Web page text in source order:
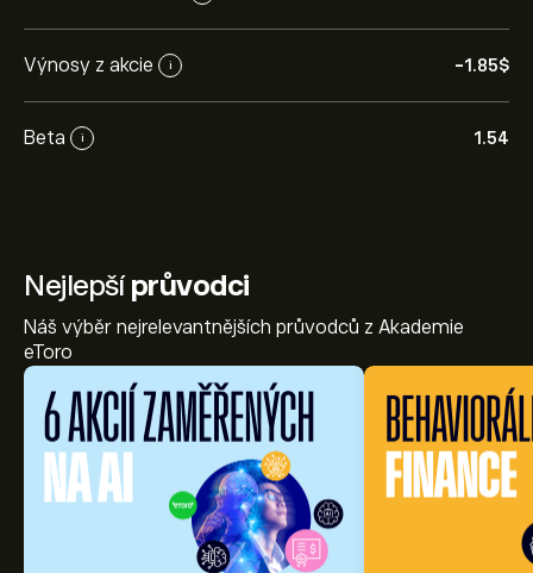
Výnosy z akcie i -1.85‎$‎
Beta i 1.54
Nejlepšíprůvodci
Náš výběr nejrelevantnějších průvodců z Akademie
eToro